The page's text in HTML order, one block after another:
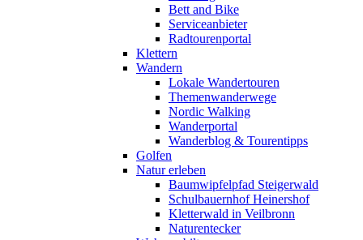
Bett and Bike
Serviceanbieter
Radtourenportal
Klettern
Wandern
Lokale Wandertouren
Themenwanderwege
Nordic Walking
Wanderportal
Wanderblog & Tourentipps
Golfen
Natur erleben
Baumwipfelpfad Steigerwald
Schulbauernhof Heinershof
Kletterwald in Veilbronn
Naturentecker